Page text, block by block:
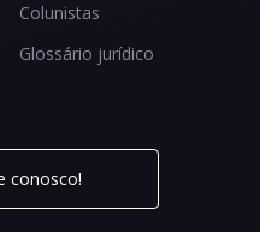
Colunistas
Glossário jurídico
conosco!